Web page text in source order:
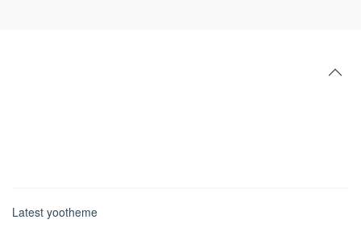
Latest yootheme